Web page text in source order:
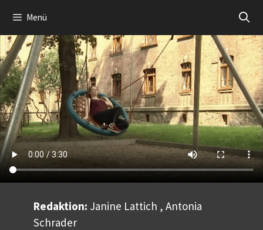
Inhalt
springen
Menü
Redaktion: Janine Lattich , Antonia
Schrader